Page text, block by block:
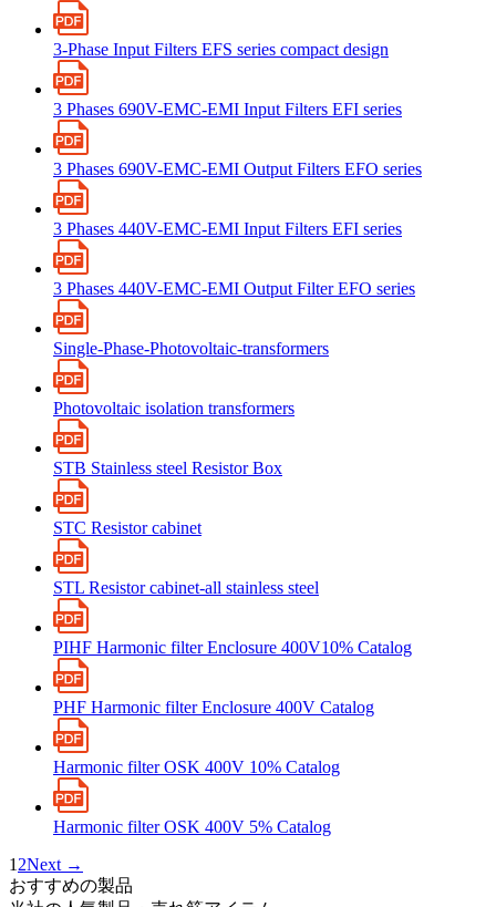
3-Phase Input Filters EFS series compact design
3 Phases 690V-EMC-EMI Input Filters EFI series
3 Phases 690V-EMC-EMI Output Filters EFO series
3 Phases 440V-EMC-EMI Input Filters EFI series
3 Phases 440V-EMC-EMI Output Filter EFO series
Single-Phase-Photovoltaic-transformers
Photovoltaic isolation transformers
STB Stainless steel Resistor Box
STC Resistor cabinet
STL Resistor cabinet-all stainless steel
PIHF Harmonic filter Enclosure 400V10% Catalog
PHF Harmonic filter Enclosure 400V Catalog
Harmonic filter OSK 400V 10% Catalog
Harmonic filter OSK 400V 5% Catalog
1 2Next →
おすすめの製品